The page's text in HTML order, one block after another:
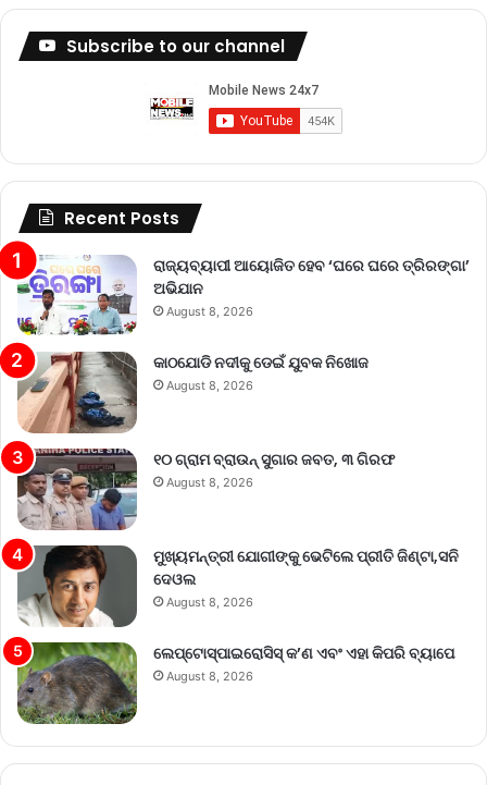
Subscribe to our channel
Recent Posts
ରାଜ୍ୟବ୍ୟାପୀ ଆୟୋଜିତ ହେବ ‘ଘରେ ଘରେ ତ୍ରିରଙ୍ଗା’
ଅଭିଯାନ
August 8, 2026
କାଠଯୋଡି ନଦୀକୁ ଡେଇଁ ଯୁବକ ନିଖୋଜ
August 8, 2026
୧୦ ଗ୍ରାମ ବ୍ରାଉନ୍ ସୁଗାର ଜବତ, ୩ ଗିରଫ
August 8, 2026
ମୁଖ୍ୟମନ୍ତ୍ରୀ ଯୋଗୀଙ୍କୁ ଭେଟିଲେ ପ୍ରୀତି ଜିଣ୍ଟା,ସନି
ଦେଓଲ
August 8, 2026
ଲେପ୍ଟୋସ୍ପାଇରୋସିସ୍ କ’ଣ ଏବଂ ଏହା କିପରି ବ୍ୟାପେ
August 8, 2026